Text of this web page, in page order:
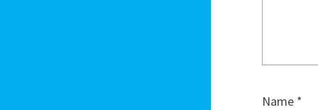
Name *